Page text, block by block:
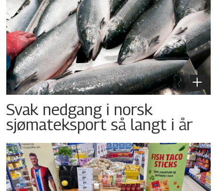
Svak nedgang i norsk
sjømateksport så langt i år